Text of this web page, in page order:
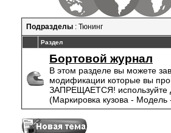
Подразделы : Тюнинг
Раздел
Бортовой журнал
В этом разделе вы можете
модификации которые вы
ЗАПРЕЩАЕТСЯ! используйте
(Маркировка кузова - Модель